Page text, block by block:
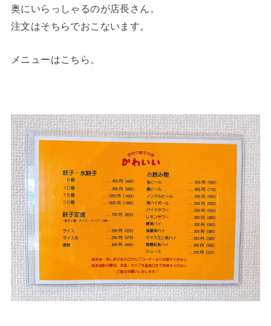
奥にいらっしゃるのが店長さん。
注文はそちらでおこないます。
メニューはこちら。